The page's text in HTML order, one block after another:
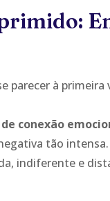
parecer à primeira
conexão
tão intensa.
indiferente e